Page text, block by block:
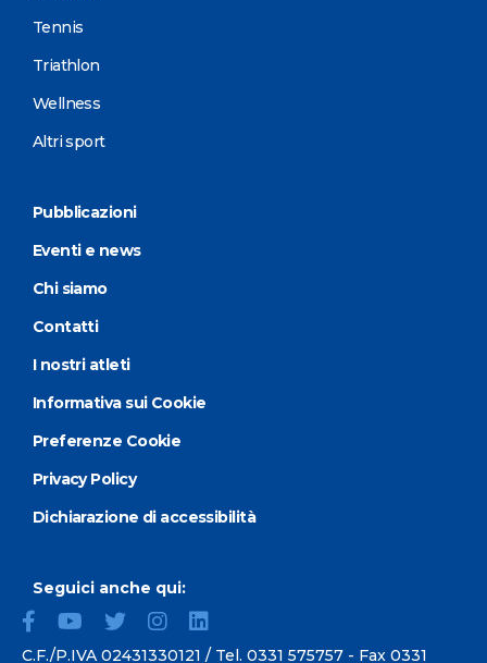
Tennis
Triathlon
Wellness
Altri sport
Pubblicazioni
Eventi e news
Chi siamo
Contatti
I nostri atleti
Informativa sui Cookie
Preferenze Cookie
Privacy Policy
Dichiarazione di accessibilità
Seguici anche qui:
C.F./P.IVA 02431330121 / Tel. 0331 575757 - Fax 0331